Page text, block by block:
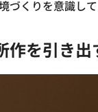
くりを意識し
を引き出